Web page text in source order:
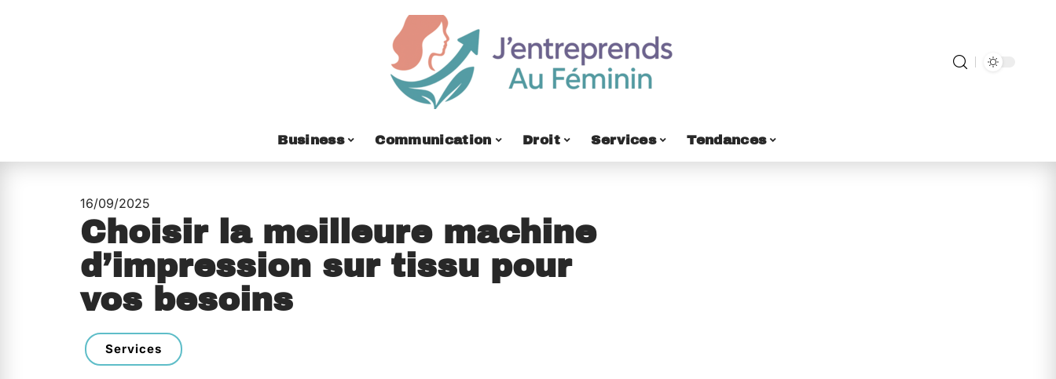
Business Communication Droit Services Tendances
16/09/2025
Choisir la meilleure machine
d’impression sur tissu pour
vos besoins
Services